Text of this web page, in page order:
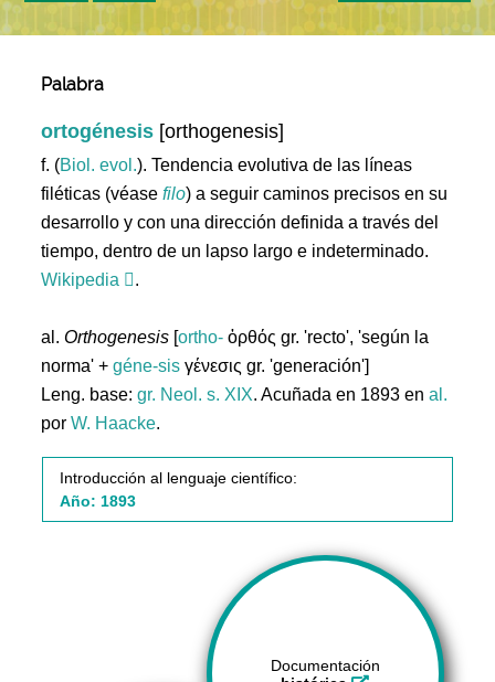
Palabra
ortogénesis [orthogenesis]
f. (Biol. evol.). Tendencia evolutiva de las líneas
filéticas (véasefilo) a seguir caminos precisos en su
desarrollo y con una dirección definida a través del
tiempo, dentro de un lapso largo e indeterminado.
Wikipedia
.
al.Orthogenesis [ortho- ὀρθός gr. 'recto', 'según la
norma' +géne-sis γένεσις gr. 'generación']
Leng. base:gr. Neol. s. XIX. Acuñada en 1893 enal.
porW. Haacke.
Introducción al lenguaje científico:
Año: 1893
Documentación